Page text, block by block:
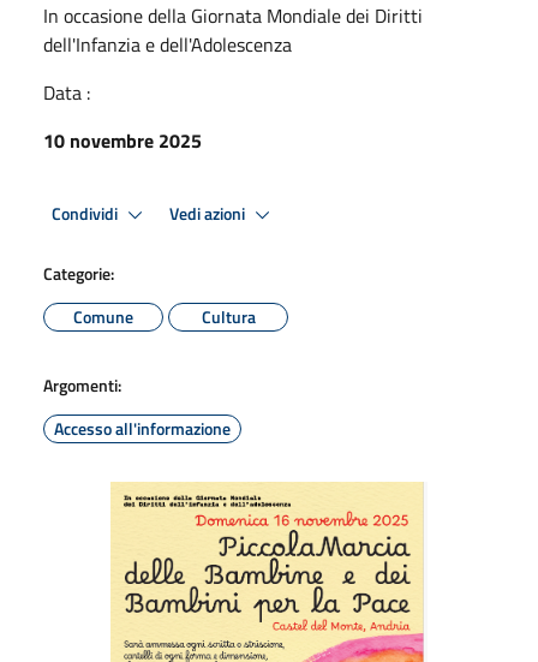
In occasione della Giornata Mondiale dei Diritti
dell'Infanzia e dell'Adolescenza
Data :
10 novembre 2025
Condividi Vedi azioni
Categorie:
Comune
Cultura
Argomenti:
Accesso all'informazione